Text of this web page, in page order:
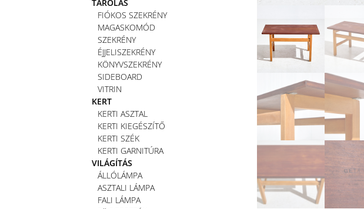
TÁROLÁS
FIÓKOS SZEKRÉNY
MAGASKOMÓD
SZEKRÉNY
ÉJJELISZEKRÉNY
KÖNYVSZEKRÉNY
SIDEBOARD
VITRIN
KERT
KERTI ASZTAL
KERTI KIEGÉSZÍTŐ
KERTI SZÉK
KERTI GARNITÚRA
VILÁGÍTÁS
ÁLLÓLÁMPA
ASZTALI LÁMPA
FALI LÁMPA